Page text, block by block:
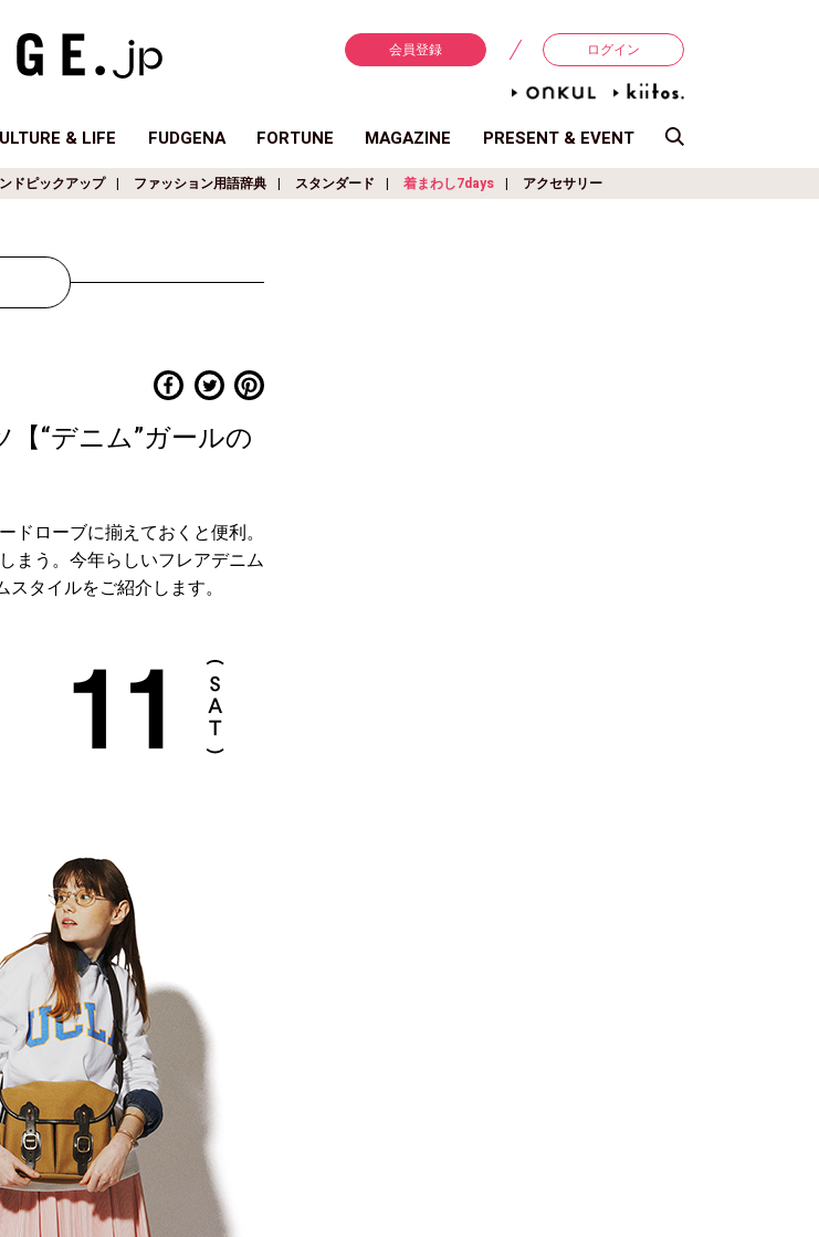
会員登録 ログイン
& LIFE FUDGENA FORTUNE MAGAZINE PRESENT & EVENT
ドピックアップ ファッション用語辞典 スタンダード 着まわし7days アクセサリー
“デニム”ガールの
ローブに揃えておくと便利。
まう。今年らしいフレアデニム
タイルをご紹介します。